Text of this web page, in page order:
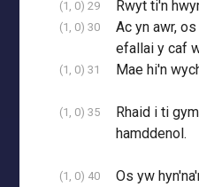
(1, 0) 29 Rwyt ti'n
(1, 0) 30
Ac yn awr,
efallai y caf
(1, 0) 31 Mae hi'n
(1, 0) 35
Rhaid i ti
hamddenol.
(1, 0) 40
Os yw